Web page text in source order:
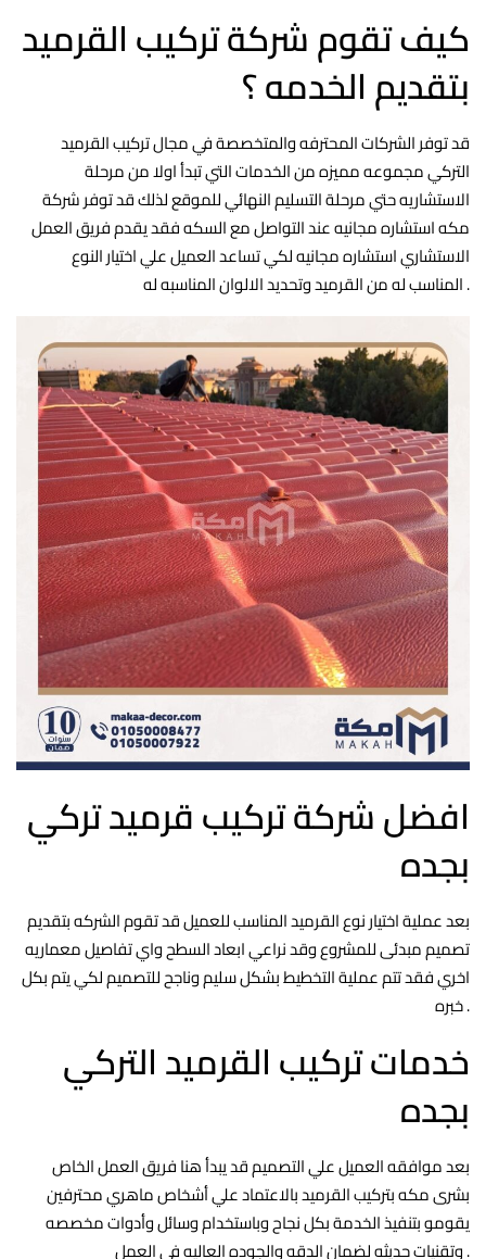
كيف تقوم شركة تركيب القرميد
بتقديم الخدمه ؟
قد توفر الشركات المحترفه والمتخصصة في مجال تركيب القرميد
التركي مجموعه مميزه من الخدمات التي تبدأ اولا من مرحلة
الاستشاريه حتي مرحلة التسليم النهائي للموقع لذلك قد توفر شركة
مكه استشاره مجانيه عند التواصل مع السكه فقد يقدم فريق العمل
الاستشاري استشاره مجانيه لكي تساعد العميل علي اختيار النوع
المناسب له من القرميد وتحديد الالوان المناسبه له .
افضل شركة تركيب قرميد تركي
بجده
بعد عملية اختيار نوع القرميد المناسب للعميل قد تقوم الشركه بتقديم
تصميم مبدئى للمشروع وقد نراعي ابعاد السطح واي تفاصيل معماريه
اخري فقد تتم عملية التخطيط بشكل سليم وناجح للتصميم لكي يتم بكل
خبره .
خدمات تركيب القرميد التركي
بجده
بعد موافقه العميل علي التصميم قد يبدأ هنا فريق العمل الخاص
بشرى مكه بتركيب القرميد بالاعتماد علي أشخاص ماهري محترفين
يقومو بتنفيذ الخدمة بكل نجاح وباستخدام وسائل وأدوات مخصصه
وتقنيات حديثه لضمان الدقه والجوده العاليه في العمل .